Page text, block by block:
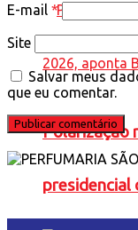
Polarização
presidencial
E-mail *
Site
Salvar meus
que eu comentar.